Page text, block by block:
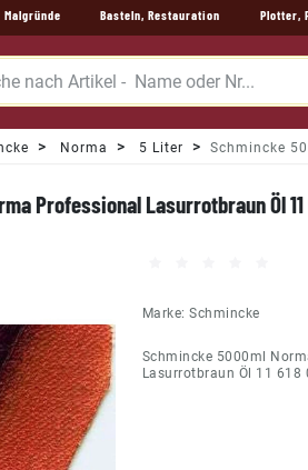
Malgründe Basteln, Restauration Plotter,
Norma 5 Liter Schmincke
Professional Lasurrotbraun Öl 11
Marke:Schmincke
Schmincke 5000ml
Lasurrotbraun Öl 11 618